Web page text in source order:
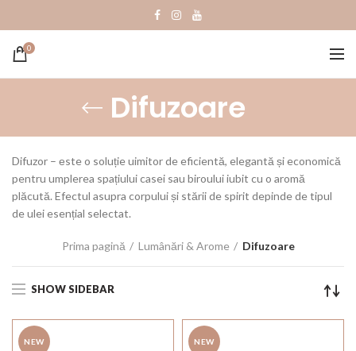
0
Difuzoare
Difuzor – еste o soluție uimitor de eficientă, elegantă și economică
pentru umplerea spațiului casei sau biroului iubit cu o aromă
plăcută. Efectul asupra corpului și stării de spirit depinde de tipul
de ulei esențial selectat.
Prima pagină Lumânări & Arome Difuzoare
SHOW SIDEBAR
NEW NEW